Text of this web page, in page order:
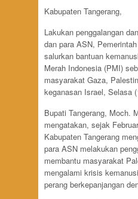
Kabupaten Tangerang,
Lakukan penggalangan
dan para ASN,
salurkan bantuan
Merah Indonesia (PMI)
masyarakat Gaza,
keganasan Israel, Selasa
Bupati Tangerang, Moch.
mengatakan, sejak
Kabupaten Tangerang
para ASN melakukan
membantu masyarakat
mengalami krisis
perang berkepanjangan